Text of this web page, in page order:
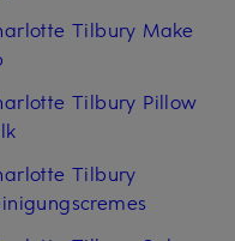
Tilbury Make
Tilbury Pillow
Tilbury